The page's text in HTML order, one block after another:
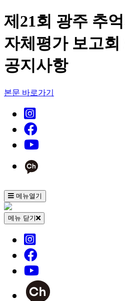
제21회 광주 추
자체평가 보고회
공지사항
본문 바로가기
메뉴열기
메뉴 닫기